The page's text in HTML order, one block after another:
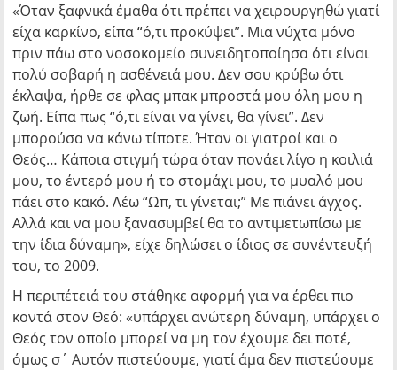
«Όταν ξαφνικά έμαθα ότι πρέπει να χειρουργηθώ γιατί
είχα καρκίνο, είπα “ό,τι προκύψει”. Μια νύχτα μόνο
πριν πάω στο νοσοκομείο συνειδητοποίησα ότι είναι
πολύ σοβαρή η ασθένειά μου. Δεν σου κρύβω ότι
έκλαψα, ήρθε σε φλας μπακ μπροστά μου όλη μου η
ζωή. Είπα πως “ό,τι είναι να γίνει, θα γίνει”. Δεν
μπορούσα να κάνω τίποτε. Ήταν οι γιατροί και ο
Θεός… Κάποια στιγμή τώρα όταν πονάει λίγο η κοιλιά
μου, το έντερό μου ή το στομάχι μου, το μυαλό μου
πάει στο κακό. Λέω “Ωπ, τι γίνεται;” Με πιάνει άγχος.
Αλλά και να μου ξανασυμβεί θα το αντιμετωπίσω με
την ίδια δύναμη», είχε δηλώσει ο ίδιος σε συνέντευξή
του, το 2009.
Η περιπέτειά του στάθηκε αφορμή για να έρθει πιο
κοντά στον Θεό: «υπάρχει ανώτερη δύναμη, υπάρχει ο
Θεός τον οποίο μπορεί να μη τον έχουμε δει ποτέ,
όμως σ΄ Αυτόν πιστεύουμε, γιατί άμα δεν πιστεύουμε